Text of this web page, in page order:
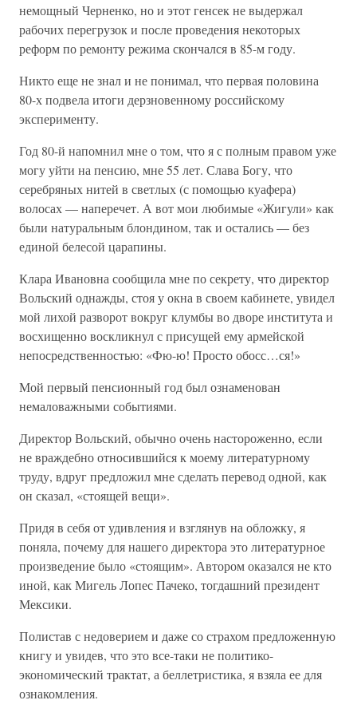
немощный Черненко, но и этот генсек не выдержал
рабочих перегрузок и после проведения некоторых
реформ по ремонту режима скончался в 85-м году.
Никто еще не знал и не понимал, что первая половина
80-х подвела итоги дерзновенному российскому
эксперименту.
Год 80-й напомнил мне о том, что я с полным правом уже
могу уйти на пенсию, мне 55 лет. Слава Богу, что
серебряных нитей в светлых (с помощью куафера)
волосах — наперечет. А вот мои любимые «Жигули» как
были натуральным блондином, так и остались — без
единой белесой царапины.
Клара Ивановна сообщила мне по секрету, что директор
Вольский однажды, стоя у окна в своем кабинете, увидел
мой лихой разворот вокруг клумбы во дворе института и
восхищенно воскликнул с присущей ему армейской
непосредственностью: «Фю-ю! Просто обосс…ся!»
Мой первый пенсионный год был ознаменован
немаловажными событиями.
Директор Вольский, обычно очень настороженно, если
не враждебно относившийся к моему литературному
труду, вдруг предложил мне сделать перевод одной, как
он сказал, «стоящей вещи».
Придя в себя от удивления и взглянув на обложку, я
поняла, почему для нашего директора это литературное
произведение было «стоящим». Автором оказался не кто
иной, как Мигель Лопес Пачеко, тогдашний президент
Мексики.
Полистав с недоверием и даже со страхом предложенную
книгу и увидев, что это все-таки не политико-
экономический трактат, а беллетристика, я взяла ее для
ознакомления.